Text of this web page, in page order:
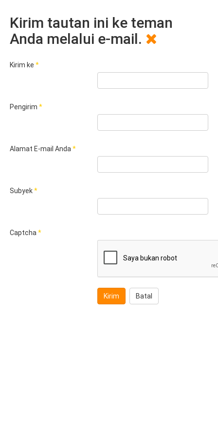
Kirim tautan ini ke teman
Anda melalui e-mail.
Kirim ke *
Pengirim *
Alamat E-mail Anda *
Subyek*
Captcha *
Kirim Batal